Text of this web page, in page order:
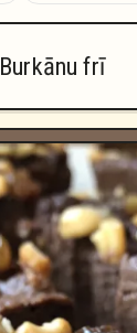
Burkānu frī